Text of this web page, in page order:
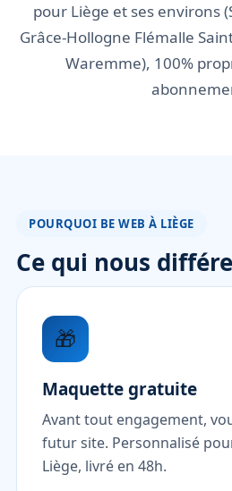
pour Liège et ses environs
Grâce-Hollogne Flémalle
Waremme), 100%
POURQUOI BE WEB À LIÈGE
Ce qui nous
🎁
Maquette gratuite
Avant tout engagement,
futur site. Personnalisé
Liège, livré en 48h.